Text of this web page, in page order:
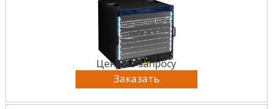
Цена по запросу
Заказать